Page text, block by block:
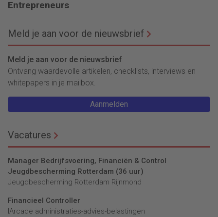
Entrepreneurs
Meld je aan voor de nieuwsbrief
Meld je aan voor de nieuwsbrief
Ontvang waardevolle artikelen, checklists, interviews en
whitepapers in je mailbox.
Aanmelden
Vacatures
Manager Bedrijfsvoering, Financiën & Control
Jeugdbescherming Rotterdam (36 uur)
Jeugdbescherming Rotterdam Rijnmond
Financieel Controller
lArcade administraties-advies-belastingen